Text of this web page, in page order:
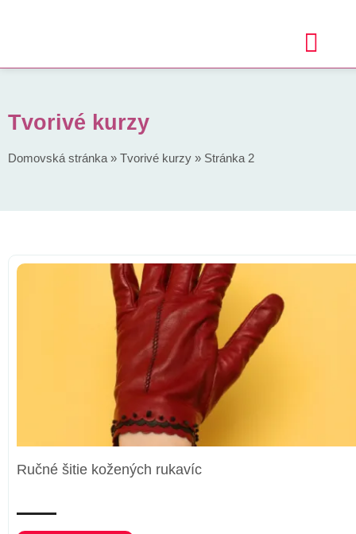
Tvorivé kurzy
Domovská stránka » Tvorivé kurzy » Stránka 2
Ručné šitie kožených rukavíc